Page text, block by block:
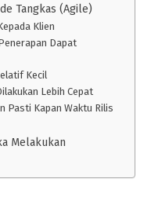
Tangkas (Agile)
Klien
Dapat
Kecil
Lebih Cepat
Pasti Kapan Waktu Rilis
Melakukan